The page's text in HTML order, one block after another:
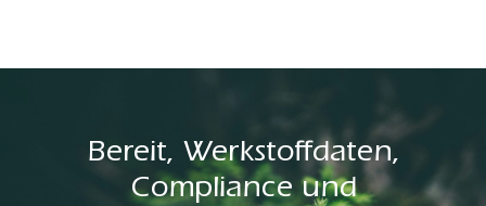
Bereit, Werkstoffdaten,
Compliance und